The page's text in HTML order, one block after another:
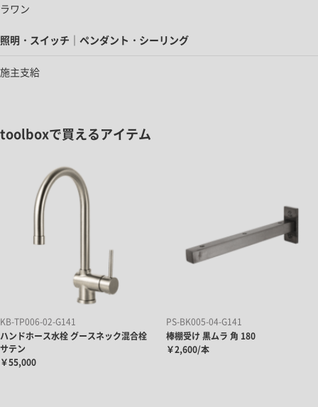
ラワン
照明・スイッチ｜ペンダント・シーリング
施主支給
toolboxで買えるアイテム
KB-TP006-02-G141
ハンドホース水栓 グースネック混合栓
サテン
￥55,000
PS-BK005-04-G141
棒棚受け 黒ムラ 角 180
￥2,600/本